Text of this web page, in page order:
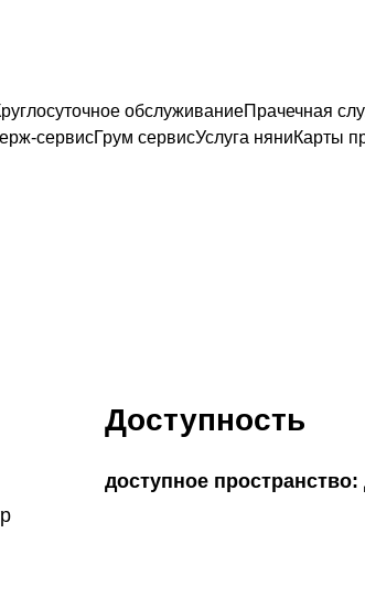
обслуживаниеПрачечная
сервисГрум сервисУслуга няниКарты
Доступность
доступное пространство: